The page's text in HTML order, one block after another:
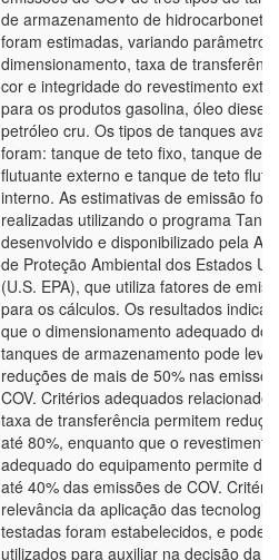
de armazenamento de hidrocarbonetos
foram estimadas, variando parâmetros
dimensionamento, taxa de
cor e integridade do revestimento
para os produtos gasolina, óleo diesel
petróleo cru. Os tipos de tanques
foram: tanque de teto fixo, tanque de
flutuante externo e tanque de teto
interno. As estimativas de emissão
realizadas utilizando o programa
desenvolvido e disponibilizado pela
de Proteção Ambiental dos Estados
(U.S. EPA), que utiliza fatores de
para os cálculos. Os resultados
que o dimensionamento adequado dos
tanques de armazenamento pode
reduções de mais de 50% nas
COV. Critérios adequados
taxa de transferência permitem
até 80%, enquanto que o revestimento
adequado do equipamento permite
até 40% das emissões de COV.
relevância da aplicação das
testadas foram estabelecidos, e
utilizados para auxiliar na decisão da